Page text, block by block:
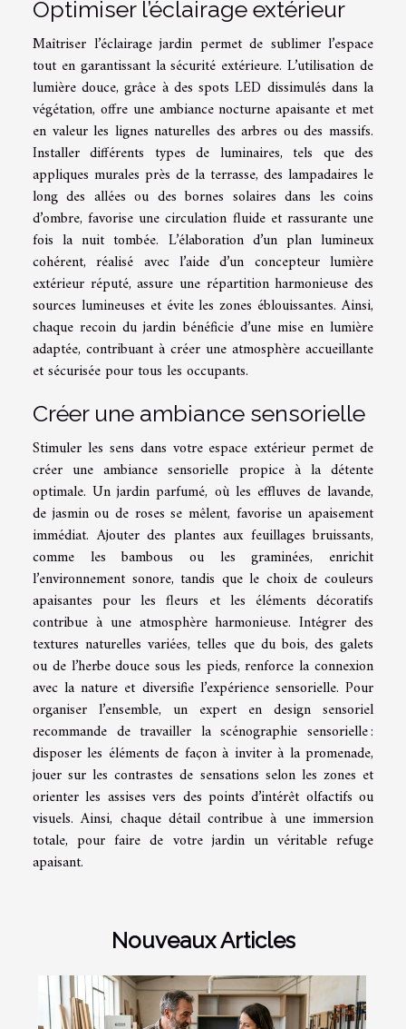
Optimiser l’éclairage extérieur
Maîtriser l’éclairage jardin permet de sublimer l’espace
tout en garantissant la sécurité extérieure. L’utilisation de
lumière douce, grâce à des spots LED dissimulés dans la
végétation, offre une ambiance nocturne apaisante et met
en valeur les lignes naturelles des arbres ou des massifs.
Installer différents types de luminaires, tels que des
appliques murales près de la terrasse, des lampadaires le
long des allées ou des bornes solaires dans les coins
d’ombre, favorise une circulation fluide et rassurante une
fois la nuit tombée. L’élaboration d’un plan lumineux
cohérent, réalisé avec l’aide d’un concepteur lumière
extérieur réputé, assure une répartition harmonieuse des
sources lumineuses et évite les zones éblouissantes. Ainsi,
chaque recoin du jardin bénéficie d’une mise en lumière
adaptée, contribuant à créer une atmosphère accueillante
et sécurisée pour tous les occupants.
Créer une ambiance sensorielle
Stimuler les sens dans votre espace extérieur permet de
créer une ambiance sensorielle propice à la détente
optimale. Un jardin parfumé, où les effluves de lavande,
de jasmin ou de roses se mêlent, favorise un apaisement
immédiat. Ajouter des plantes aux feuillages bruissants,
comme les bambous ou les graminées, enrichit
l’environnement sonore, tandis que le choix de couleurs
apaisantes pour les fleurs et les éléments décoratifs
contribue à une atmosphère harmonieuse. Intégrer des
textures naturelles variées, telles que du bois, des galets
ou de l’herbe douce sous les pieds, renforce la connexion
avec la nature et diversifie l’expérience sensorielle. Pour
organiser l’ensemble, un expert en design sensoriel
recommande de travailler la scénographie sensorielle :
disposer les éléments de façon à inviter à la promenade,
jouer sur les contrastes de sensations selon les zones et
orienter les assises vers des points d’intérêt olfactifs ou
visuels. Ainsi, chaque détail contribue à une immersion
totale, pour faire de votre jardin un véritable refuge
apaisant.
Nouveaux Articles